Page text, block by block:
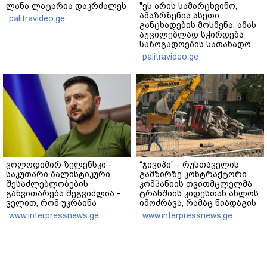
ლანა ლატარია დაკრძალეს
palitravideo.ge
"ეს არის სამარცხვინო,
ამაზრზენია ასეთი
განცხადების მოსმენა, ამას
აუცილებლად სჭირდება
საზოგადოების სათანადო
რეაქცია" - ირაკლი
კობახიძე
palitravideo.ge
ვოლოდიმირ ზელენსკი -
საკუთარი ბალისტიკური
შესაძლებლობების
განვითარება შეგვიძლია -
ველით, რომ უკრაინა
საჭირო შედეგებს 2026–
2027 წლებში მიაღწევს
www.interpressnews.ge
“ჯივიპი” - რუსთაველის
გამზირზე კონტრაქტორი
კომპანიის თვითმცლელმა
ტრანშიის კიდესთან ახლოს
იმოძრავა, რამაც ნიადაგის
ჩამოშლა და ტექნიკის
მოცურება გამოიწვია,
www.interpressnews.ge